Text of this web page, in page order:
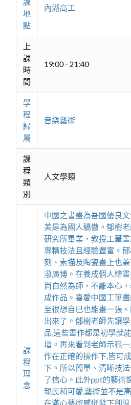
地
點
內湖高工
上
課
時
間
19:00 - 21:40
學
程
歸
屬
音樂藝術
課
程
類
別
人文學類
課
程
理
念
中國之書畫為吾國優良
美是為國人驕傲。郁樹
研究所畢業，教授工筆
專精技法且經驗豐富。
刻、素描及陶瓷畫上也
潑廣博。在養成個人繪
尚自然為師，不離本心
成作品。喜愛中國工筆
至很想自已也能畫一張
出來了。郁樹老師先讓
品,這些畫作都是初學就
增。再來看到老師示範
作在正確的操作下,皆可
下。所以簡單、清晰技
了信心。此外ppt的藝術
親民和可愛,藝術並不是
在滿心藝術感迸發下卻